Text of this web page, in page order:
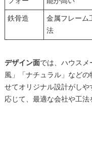
鉄骨造
金属フレーム
法
デザイン面では、ハウス
風」「ナチュラル」など
せてオリジナル設計がし
応じて、最適な会社や工法